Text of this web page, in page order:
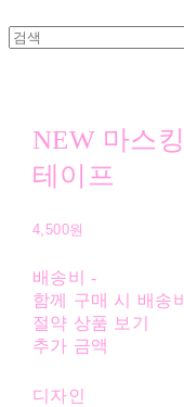
NEW 마스킹
테이프
4,500원
배송비-
함께 구매 시 배송비
절약 상품 보기
추가 금액
디자인